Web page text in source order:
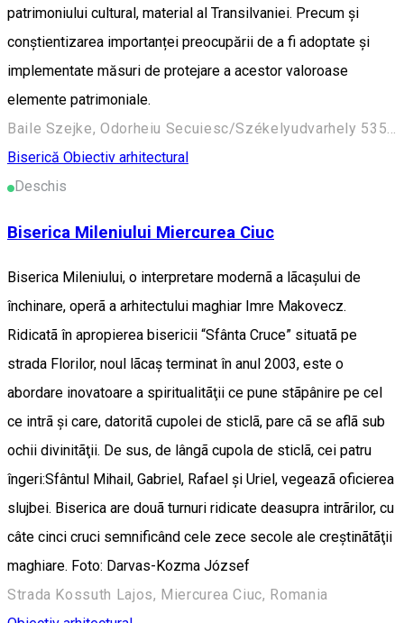
patrimoniului cultural, material al Transilvaniei. Precum și
conștientizarea importanței preocupării de a fi adoptate și
implementate măsuri de protejare a acestor valoroase
elemente patrimoniale.
Baile Szejke, Odorheiu Secuiesc/Székelyudvarhely 535600, Romania
Biserică Obiectiv arhitectural
Deschis
Biserica Mileniului Miercurea Ciuc
Biserica Mileniului, o interpretare modernã a lãcaşului de
închinare, operã a arhitectului maghiar Imre Makovecz.
Ridicatã în apropierea bisericii “Sfânta Cruce” situatã pe
strada Florilor, noul lãcaş terminat în anul 2003, este o
abordare inovatoare a spiritualitãţii ce pune stãpânire pe cel
ce intrã şi care, datoritã cupolei de sticlã, pare cã se aflã sub
ochii divinitãţii. De sus, de lângã cupola de sticlã, cei patru
îngeri:Sfântul Mihail, Gabriel, Rafael şi Uriel, vegeazã oficierea
slujbei. Biserica are douã turnuri ridicate deasupra intrãrilor, cu
câte cinci cruci semnificând cele zece secole ale creştinãtãţii
maghiare. Foto: Darvas-Kozma József
Strada Kossuth Lajos, Miercurea Ciuc, Romania